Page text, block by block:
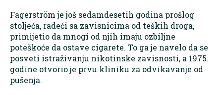
Fagerström je još sedamdesetih godina prošlog
stoljeća, radeći sa zavisnicima od teških droga,
primijetio da mnogi od njih imaju ozbiljne
poteškoće da ostave cigarete. To ga je navelo da se
posveti istraživanju nikotinske zavisnosti, a 1975.
godine otvorio je prvu kliniku za odvikavanje od
pušenja.